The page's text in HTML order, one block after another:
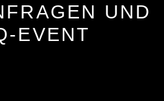
UND
EVENT